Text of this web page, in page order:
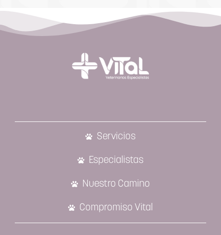
Servicios
Especialistas
Nuestro Camino
Compromiso Vital